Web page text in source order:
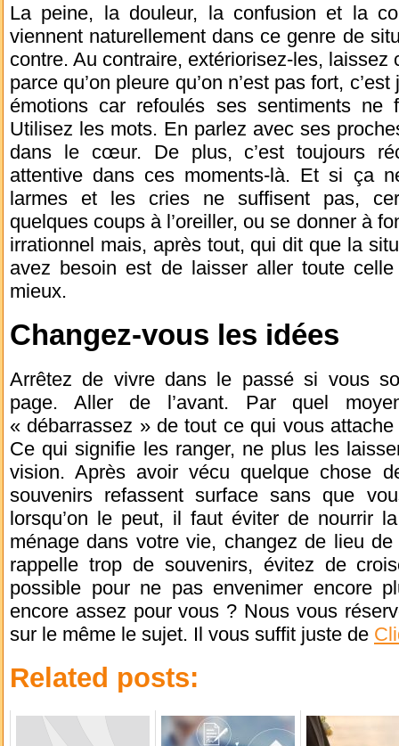
La peine, la douleur, la confusion et la
viennent naturellement dans ce genre de
contre. Au contraire, extériorisez-les, laissez
parce qu’on pleure qu’on n’est pas fort,
émotions car refoulés ses sentiments ne
Utilisez les mots. En parlez avec ses
dans le cœur. De plus, c’est toujours
attentive dans ces moments-là. Et si ça
larmes et les cries ne suffisent pas,
quelques coups à l’oreiller, ou se donner à
irrationnel mais, après tout, qui dit que la
avez besoin est de laisser aller toute
mieux.
Changez-vous les idées
Arrêtez de vivre dans le passé si vous
page. Aller de l’avant. Par quel
« débarrassez » de tout ce qui vous
Ce qui signifie les ranger, ne plus les
vision. Après avoir vécu quelque chose
souvenirs refassent surface sans que
lorsqu’on le peut, il faut éviter de nourrir
ménage dans votre vie, changez de lieu de
rappelle trop de souvenirs, évitez de
possible pour ne pas envenimer encore
encore assez pour vous ? Nous vous
sur le même le sujet. Il vous suffit juste de
Related posts: